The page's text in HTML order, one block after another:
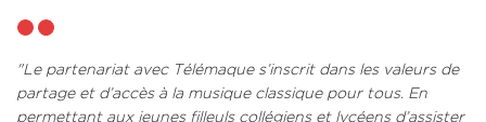
"Le partenariat avec Télémaque s’inscrit dans les valeurs de
partage et d’accès à la musique classique pour tous. En
permettant aux jeunes filleuls collégiens et lycéens d’assister